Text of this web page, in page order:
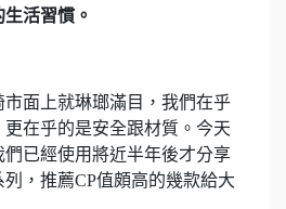
活習慣。
面上就琳瑯滿目，我們在乎
在乎的是安全跟材質。今天
已經使用將近半年後才分享
，推薦CP值頗高的幾款給大